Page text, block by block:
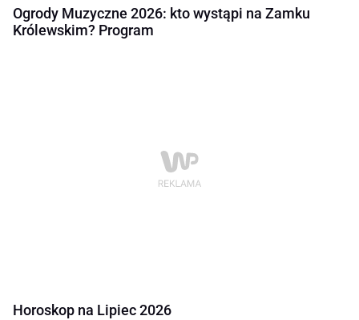
Ogrody Muzyczne 2026: kto wystąpi na Zamku
Królewskim? Program
Horoskop na Lipiec 2026